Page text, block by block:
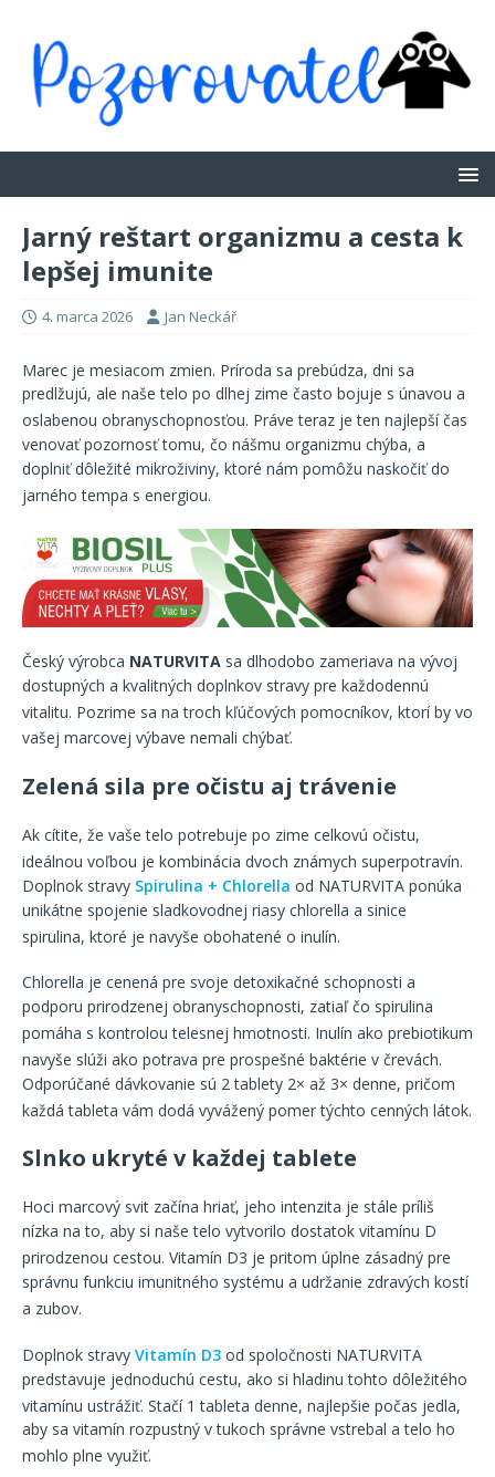
Jarný reštart organizmu a cesta k
lepšej imunite
4. marca 2026 Jan Neckář
Marec je mesiacom zmien. Príroda sa prebúdza, dni sa
predlžujú, ale naše telo po dlhej zime často bojuje s únavou a
oslabenou obranyschopnosťou. Práve teraz je ten najlepší čas
venovať pozornosť tomu, čo nášmu organizmu chýba, a
doplniť dôležité mikroživiny, ktoré nám pomôžu naskočiť do
jarného tempa s energiou.
Český výrobca NATURVITA sa dlhodobo zameriava na vývoj
dostupných a kvalitných doplnkov stravy pre každodennú
vitalitu. Pozrime sa na troch kľúčových pomocníkov, ktorí by vo
vašej marcovej výbave nemali chýbať.
Zelená sila pre očistu aj trávenie
Ak cítite, že vaše telo potrebuje po zime celkovú očistu,
ideálnou voľbou je kombinácia dvoch známych superpotravín.
Doplnok stravy Spirulina + Chlorella od NATURVITA ponúka
unikátne spojenie sladkovodnej riasy chlorella a sinice
spirulina, ktoré je navyše obohatené o inulín.
Chlorella je cenená pre svoje detoxikačné schopnosti a
podporu prirodzenej obranyschopnosti, zatiaľ čo spirulina
pomáha s kontrolou telesnej hmotnosti. Inulín ako prebiotikum
navyše slúži ako potrava pre prospešné baktérie v črevách.
Odporúčané dávkovanie sú 2 tablety 2× až 3× denne, pričom
každá tableta vám dodá vyvážený pomer týchto cenných látok.
Slnko ukryté v každej tablete
Hoci marcový svit začína hriať, jeho intenzita je stále príliš
nízka na to, aby si naše telo vytvorilo dostatok vitamínu D
prirodzenou cestou. Vitamín D3 je pritom úplne zásadný pre
správnu funkciu imunitného systému a udržanie zdravých kostí
a zubov.
Doplnok stravy Vitamín D3 od spoločnosti NATURVITA
predstavuje jednoduchú cestu, ako si hladinu tohto dôležitého
vitamínu ustrážiť. Stačí 1 tableta denne, najlepšie počas jedla,
aby sa vitamín rozpustný v tukoch správne vstrebal a telo ho
mohlo plne využiť.